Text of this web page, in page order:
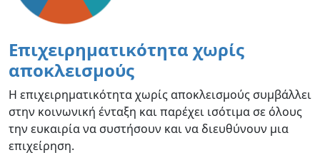
Επιχειρηματικότητα χωρίς
αποκλεισμούς
Η επιχειρηματικότητα χωρίς αποκλεισμούς συμβάλλει
στην κοινωνική ένταξη και παρέχει ισότιμα σε όλους
την ευκαιρία να συστήσουν και να διευθύνουν μια
επιχείρηση.